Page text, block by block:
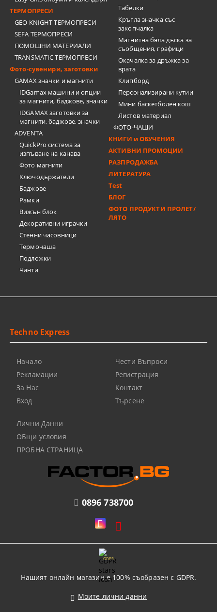
ТЕРМОПРЕСИ
GEO KNIGHT ТЕРМОПРЕСИ
SEFA ТЕРМОПРЕСИ
ПОМОЩНИ МАТЕРИАЛИ
TRANSMATIC ТЕРМОПРЕСИ
Фото-сувенири, заготовки
GAMAX значки и магнити
IDGamax машини и опции
за магнити, баджове, значки
IDGAMAX заготовки за
магнити, баджове, значки
ADVENTA
QuickPro система за
изпъване на канава
Фото магнити
Ключодържатели
Баджове
Рамки
Вижън блок
Декоративни играчки
Стенни часовници
Термочашa
Подложки
Чанти
Табелки
Кръгла значка със
закопчалка
Магнитна бяла дъска за
съобщения, графици
Окачалка за дръжка за
врата
Клипборд
Персонализирани кутии
Мини баскетболен кош
Листов материал
ФОТО-ЧАШИ
КНИГИ и ОБУЧЕНИЯ
АКТИВНИ ПРОМОЦИИ
РАЗПРОДАЖБА
ЛИТЕРАТУРА
Test
БЛОГ
ФОТО ПРОДУКТИ ПРОЛЕТ/
ЛЯТО
0896 738700
Techno Express
Начало
Рекламации
За Нас
Вход
Чести Въпроси
Регистрация
Контакт
Търсене
Лични Данни
ОБщи условия
ПРОБНА СТРАНИЦА
GDPR
Нашият онлайн магазин е 100% съобразен с GDPR.
Моите лични данни